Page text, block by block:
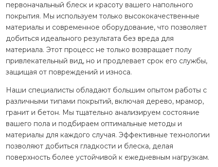
первоначальный блеск и красоту вашего напольного
покрытия. Мы используем только высококачественные
материалы и современное оборудование, что позволяет
добиться идеального результата без вреда для
материала. Этот процесс не только возвращает полу
привлекательный вид, но и продлевает срок его службы,
защищая от повреждений и износа.
Наши специалисты обладают большим опытом работы с
различными типами покрытий, включая дерево, мрамор,
гранит и бетон. Мы тщательно анализируем состояние
вашего пола и подбираем оптимальные методы и
материалы для каждого случая. Эффективные технологии
позволяют добиться гладкости и блеска, делая
поверхность более устойчивой к ежедневным нагрузкам.